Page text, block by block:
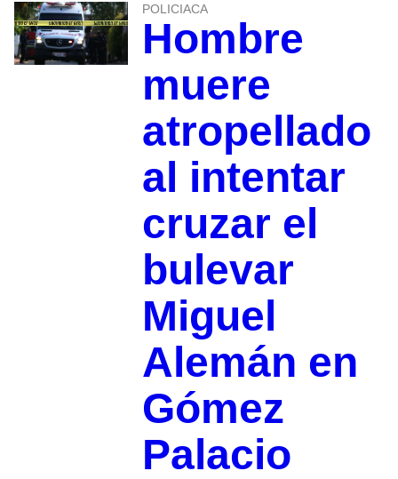
POLICIACA
Hombre
muere
atropellado
al intentar
cruzar el
bulevar
Miguel
Alemán en
Gómez
Palacio